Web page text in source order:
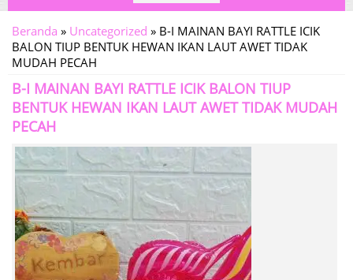
Beranda » Uncategorized » B-I MAINAN BAYI RATTLE ICIK
BALON TIUP BENTUK HEWAN IKAN LAUT AWET TIDAK
MUDAH PECAH
B-I MAINAN BAYI RATTLE ICIK BALON TIUP
BENTUK HEWAN IKAN LAUT AWET TIDAK MUDAH
PECAH